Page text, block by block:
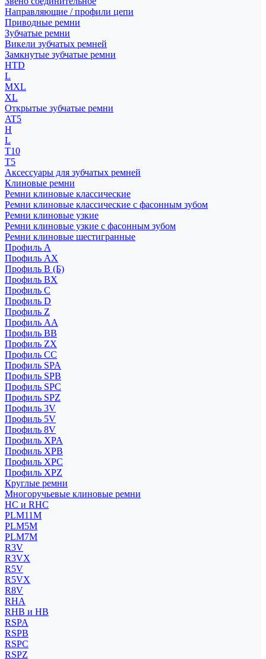
Направляющие / профили цепи
Приводные ремни
Зубчатые ремни
Викели зубчатых ремней
Замкнутые зубчатые ремни
HTD
L
MXL
XL
Открытые зубчатые ремни
AT5
H
L
T10
T5
Аксессуары для зубчатых ремней
Клиновые ремни
Ремни клиновые классические
Ремни клиновые классические с фасонным зубом
Ремни клиновые узкие
Ремни клиновые узкие с фасонным зубом
Ремни клиновые шестигранные
Профиль A
Профиль AX
Профиль B (Б)
Профиль BX
Профиль C
Профиль D
Профиль Z
Профиль АА
Профиль BB
Профиль ZX
Профиль CC
Профиль SPA
Профиль SPB
Профиль SPC
Профиль SPZ
Профиль 3V
Профиль 5V
Профиль 8V
Профиль XPA
Профиль XPB
Профиль XPC
Профиль XPZ
Круглые ремни
Многоручьевые клиновые ремни
HC и RHC
PLM11M
PLM5M
PLM7M
R3V
R3VX
R5V
R5VX
R8V
RHA
RHB и HB
RSPA
RSPB
RSPC
RSPZ